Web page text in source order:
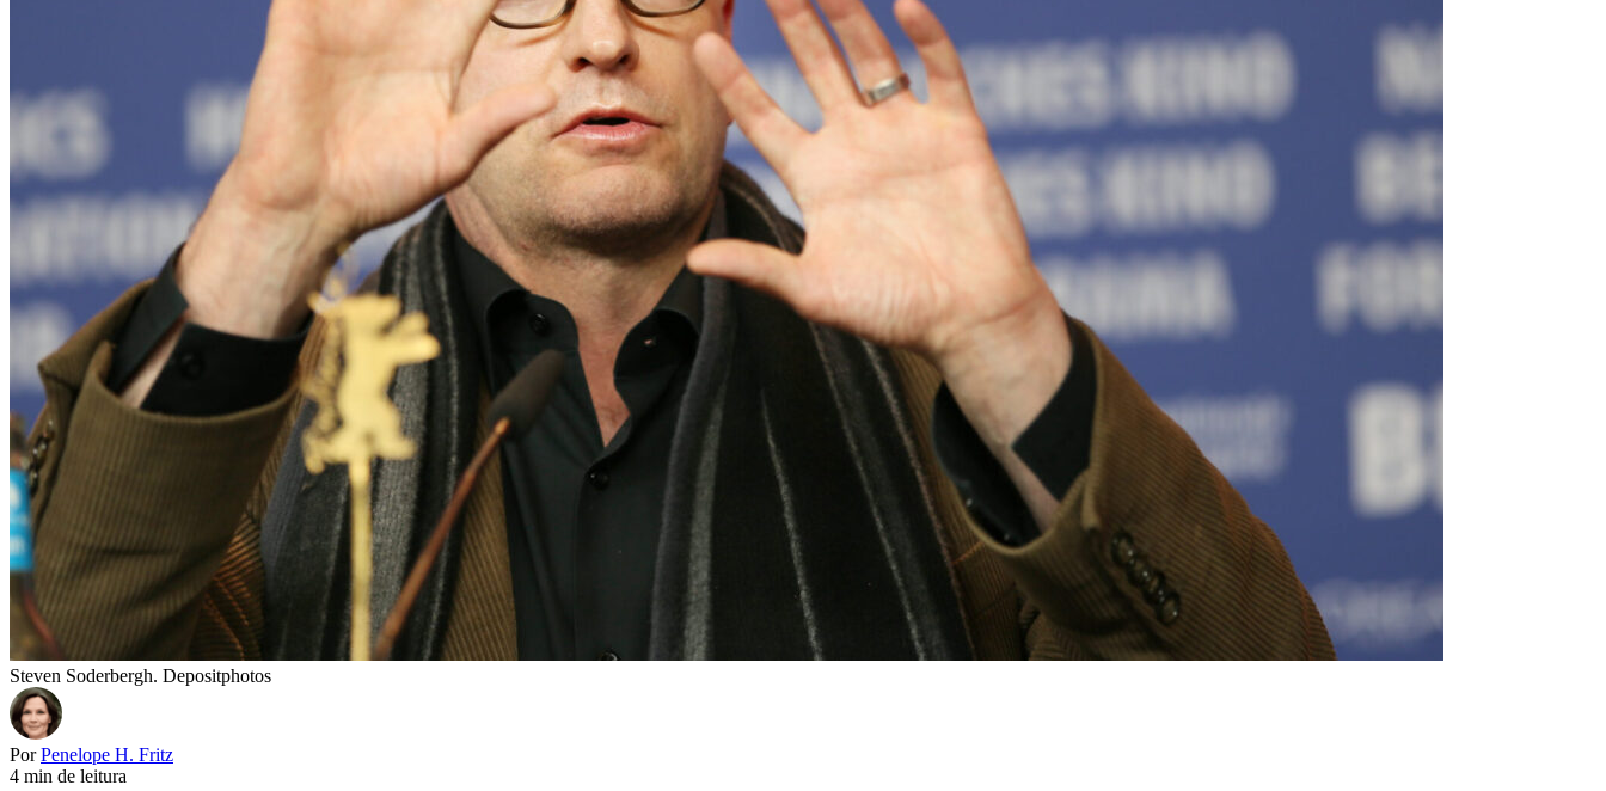
Steven Soderbergh. Depositphotos
Por Penelope H. Fritz
4 min de leitura